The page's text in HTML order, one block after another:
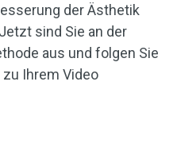
der Ästhetik
sind Sie an der
aus und folgen Sie
Ihrem Video